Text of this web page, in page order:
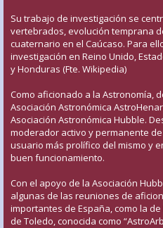
Su trabajo de investigación se
vertebrados, evolución temprana
cuaternario en el Caúcaso. Para
investigación en Reino Unido,
y Honduras (Fte. Wikipedia)
Como aficionado a la Astronomía,
Asociación Astronómica
Asociación Astronómica Hubble.
moderador activo y permanente
usuario más prolífico del mismo y
buen funcionamiento.
Con el apoyo de la Asociación
algunas de las reuniones de
importantes de España, como la
de Toledo, conocida como